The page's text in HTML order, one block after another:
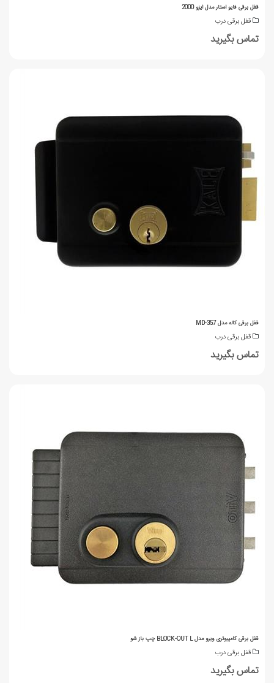
قفل برقی فایو استار مدل ایزو 2000
قفل برقی درب
تماس بگیرید
قفل برقی کاله مدل MD-357
قفل برقی درب
تماس بگیرید
قفل برقی کامپیوتری ویرو مدل BLOCK-OUT L چپ باز شو
قفل برقی درب
تماس بگیرید